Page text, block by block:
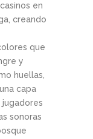
en
creando
que
y
huellas,
capa
sonoras